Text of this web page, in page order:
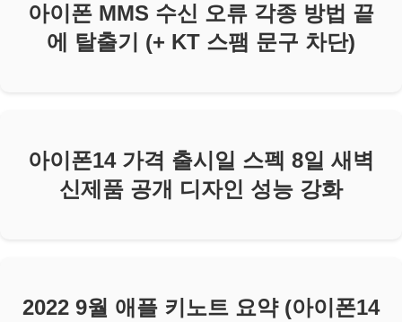
아이폰 MMS 수신 오류 각종 방법 끝
에 탈출기 (+ KT 스팸 문구 차단)
아이폰14 가격 출시일 스펙 8일 새벽
신제품 공개 디자인 성능 강화
2022 9월 애플 키노트 요약 (아이폰14